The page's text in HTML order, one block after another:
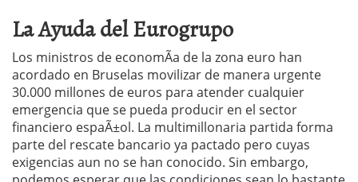
La Ayuda del Eurogrupo
Los ministros de economÃ­a de la zona euro han
acordado en Bruselas movilizar de manera urgente
30.000 millones de euros para atender cualquier
emergencia que se pueda producir en el sector
financiero espaÃ±ol. La multimillonaria partida forma
parte del rescate bancario ya pactado pero cuyas
exigencias aun no se han conocido. Sin embargo,